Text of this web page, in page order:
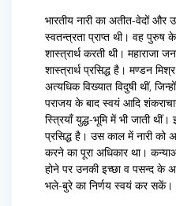
भारतीय नारी का अतीत-वेदों और
स्वतन्त्रता प्राप्त थी। वह पुरुष के
शास्त्रार्थ करती थी। महाराजा
शास्त्रार्थ प्रसिद्ध है। मण्डन
अत्यधिक विख्यात विदुषी थीं,
पराजय के बाद स्वयं आदि
स्त्रियाँ युद्ध-भूमि में भी जाती
प्रसिद्ध है। उस काल में नारी को
करने का पूरा अधिकार था।
होने पर उनकी इच्छा व पसन्द के
भले-बुरे का निर्णय स्वयं कर सकें।